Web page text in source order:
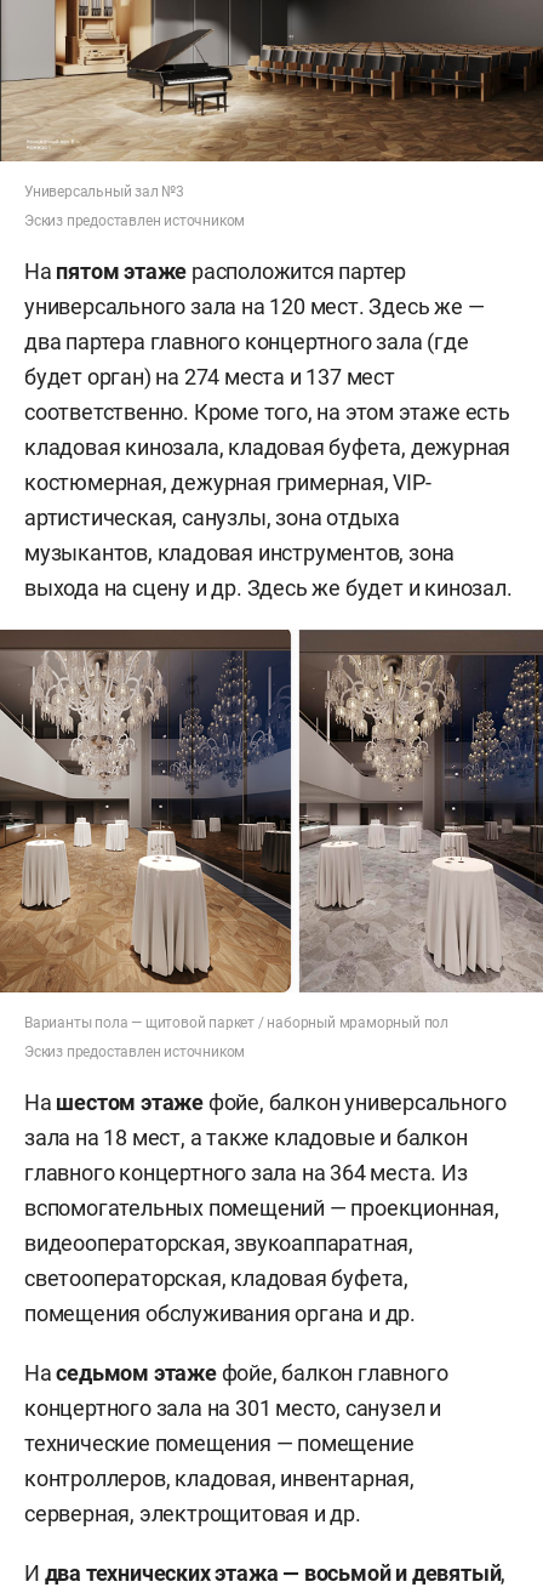
Универсальный зал №3
Эскиз предоставлен источником
На пятом этаже расположится партер
универсального зала на 120 мест. Здесь же —
два партера главного концертного зала (где
будет орган) на 274 места и 137 мест
соответственно. Кроме того, на этом этаже есть
кладовая кинозала, кладовая буфета, дежурная
костюмерная, дежурная гримерная, VIP-
артистическая, санузлы, зона отдыха
музыкантов, кладовая инструментов, зона
выхода на сцену и др. Здесь же будет и кинозал.
Варианты пола — щитовой паркет / наборный мраморный пол
Эскиз предоставлен источником
На шестом этаже фойе, балкон универсального
зала на 18 мест, а также кладовые и балкон
главного концертного зала на 364 места. Из
вспомогательных помещений — проекционная,
видеооператорская, звукоаппаратная,
светооператорская, кладовая буфета,
помещения обслуживания органа и др.
Наседьмом этажефойе, балкон главного
концертного зала на 301 место, санузел и
технические помещения — помещение
контроллеров, кладовая, инвентарная,
серверная, электрощитовая и др.
И два технических этажа — восьмой и девятый,